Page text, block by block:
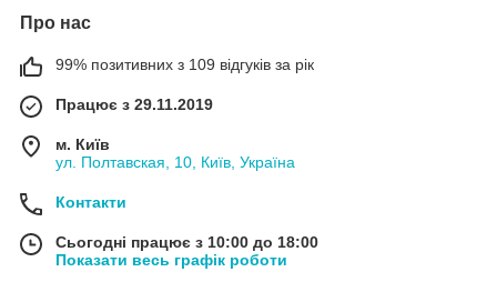
Про нас
99% позитивних з 109 відгуків за рік
Працює з 29.11.2019
м. Київ
ул. Полтавская, 10, Київ, Україна
Контакти
Сьогодні працює з 10:00 до 18:00
Показати весь графік роботи